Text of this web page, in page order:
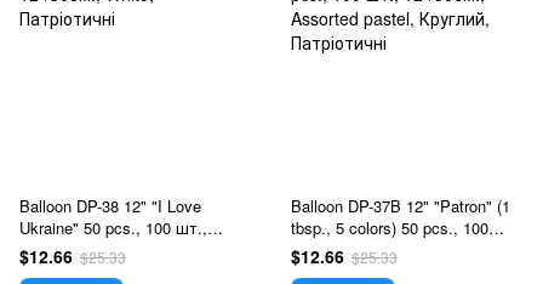
Balloon DP-38 12" "I Love
Ukraine" 50 pcs., 100 шт.,
12"/30см., White, Патріотичні
$12.66 $25.33
Balloon DP-37B 12" "Patron" (1
tbsp., 5 colors) 50 pcs., 100
шт., 12"/30см., Assorted pastel,
Круглий, Патріотичні
$12.66 $25.33